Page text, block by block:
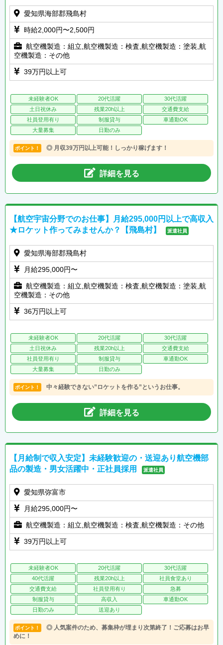
愛知県海部郡飛島村
時給2,000円〜2,500円
航空機製造：組立,航空機製造：検査,航空機製造：塗装,航
空機製造：その他
39万円以上可
未経験者OK 20代活躍
30代活躍
土日祝休み
残業20h以上
交通費支給
社員登用有り
制服貸与
車通勤OK
大量募集
日勤のみ
ポイント！ ◎ 月収39万円以上可能！しっかり稼げます！
詳細を見る
【航空宇宙分野でのお仕事】月給295,000円以上で高収入
★ロケット作ってみませんか？【飛島村】
派遣社員
愛知県海部郡飛島村
月給295,000円〜
航空機製造：組立,航空機製造：検査,航空機製造：塗装,航
空機製造：その他
36万円以上可
未経験者OK 20代活躍
30代活躍
土日祝休み
残業20h以上
交通費支給
社員登用有り
制服貸与
車通勤OK
大量募集
日勤のみ
ポイント！ 中々経験できない”ロケットを作る”というお仕事。
詳細を見る
【月給制で収入安定】未経験歓迎の・送迎あり航空機部
品の製造・男女活躍中・正社員採用
派遣社員
愛知県弥富市
月給295,000円〜
航空機製造：組立,航空機製造：検査,航空機製造：その他
39万円以上可
未経験者OK 20代活躍
30代活躍
40代活躍
残業20h以上
社員食堂あり
交通費支給
社員登用有り
急募
制服貸与
高収入
車通勤OK
日勤のみ
送迎あり
ポイント！
◎ 人気案件のため、募集枠が埋まり次第終了！ご応募はお早
めに！